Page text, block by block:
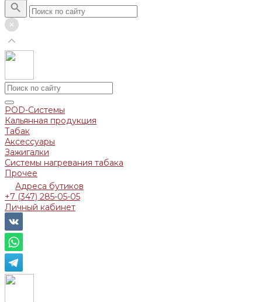
POD-Системы
Кальянная продукция
Табак
Аксессуары
Зажигалки
Системы нагревания табака
Прочее
Адреса бутиков
+7 (347) 285-05-05
Личный кабинет